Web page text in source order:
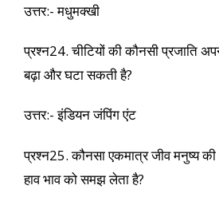
उत्तर:- मधुमक्खी
प्रश्न24. चीटियों की कौनसी प्रजाति
बढ़ा और घटा सकती है?
उत्तर:- इंडियन जंपिंग एंट
प्रश्न25. कौनसा एकमात्र जीव मनुष्य
हाव भाव को समझ लेता है?